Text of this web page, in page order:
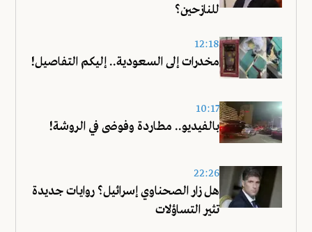
للنازحين؟
12:18
مخدرات إلى السعودية.. إليكم التفاصيل!
10:17
بالفيديو.. مطاردة وفوضى في الروشة!
22:26
هل زار الصحناوي إسرائيل؟ روايات جديدة
تثير التساؤلات